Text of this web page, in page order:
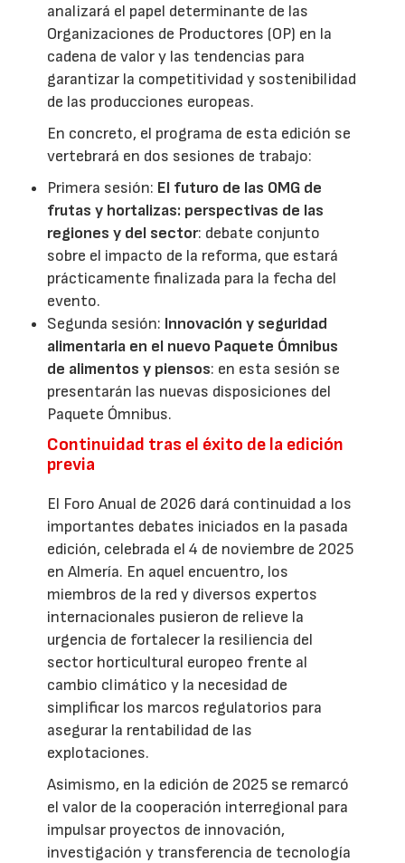
analizará el papel determinante de las
Organizaciones de Productores (OP) en la
cadena de valor y las tendencias para
garantizar la competitividad y sostenibilidad
de las producciones europeas.
En concreto, el programa de esta edición se
vertebrará en dos sesiones de trabajo:
Primera sesión: El futuro de las OMG de
frutas y hortalizas: perspectivas de las
regiones y del sector: debate conjunto
sobre el impacto de la reforma, que estará
prácticamente finalizada para la fecha del
evento.
Segunda sesión: Innovación y seguridad
alimentaria en el nuevo Paquete Ómnibus
de alimentos y piensos: en esta sesión se
presentarán las nuevas disposiciones del
Paquete Ómnibus.
Continuidad tras el éxito de la edición
previa
El Foro Anual de 2026 dará continuidad a los
importantes debates iniciados en la pasada
edición, celebrada el 4 de noviembre de 2025
en Almería. En aquel encuentro, los
miembros de la red y diversos expertos
internacionales pusieron de relieve la
urgencia de fortalecer la resiliencia del
sector horticultural europeo frente al
cambio climático y la necesidad de
simplificar los marcos regulatorios para
asegurar la rentabilidad de las
explotaciones.
Asimismo, en la edición de 2025 se remarcó
el valor de la cooperación interregional para
impulsar proyectos de innovación,
investigación y transferencia de tecnología